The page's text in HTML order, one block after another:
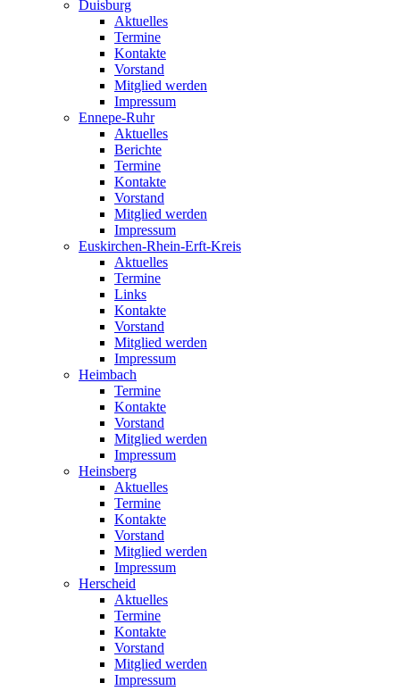
Duisburg
Aktuelles
Termine
Kontakte
Vorstand
Mitglied werden
Impressum
Ennepe-Ruhr
Aktuelles
Berichte
Termine
Kontakte
Vorstand
Mitglied werden
Impressum
Euskirchen-Rhein-Erft-Kreis
Aktuelles
Termine
Links
Kontakte
Vorstand
Mitglied werden
Impressum
Heimbach
Termine
Kontakte
Vorstand
Mitglied werden
Impressum
Heinsberg
Aktuelles
Termine
Kontakte
Vorstand
Mitglied werden
Impressum
Herscheid
Aktuelles
Termine
Kontakte
Vorstand
Mitglied werden
Impressum